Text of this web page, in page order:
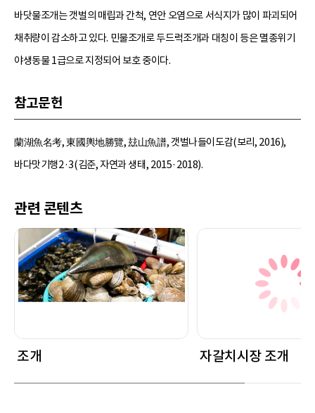
바닷물조개는 갯벌의 매립과 간척, 연안 오염으로 서식지가 많이 파괴되어
채취량이 감소하고 있다. 민물조개로 두드럭조개과 대칭이 등은 멸종위기
야생동물 1급으로 지정되어 보호 중이다.
참고문헌
蘭湖魚名考, 東國輿地勝覽, 玆山魚譜, 갯벌나들이도감(보리, 2016),
바다맛기행2·3(김준, 자연과 생태, 2015·2018).
관련 콘텐츠
조개 자갈치시장 조개